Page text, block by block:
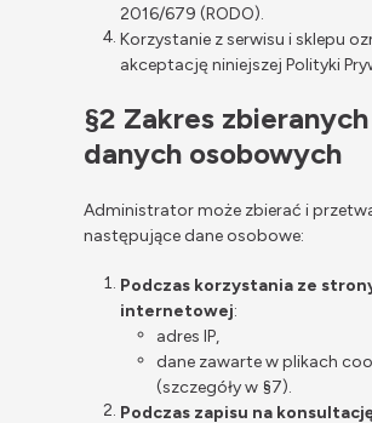
2016/679 (RODO).
Korzystanie z serwisu i sklepu
akceptację niniejszej Polityki
§2 Zakres zbieranych
danych osobowych
Administrator może zbierać i
następujące dane osobowe:
Podczas korzystania ze
internetowej:
adres IP,
dane zawarte w plikach
(szczegóły w §7).
Podczas zapisu na